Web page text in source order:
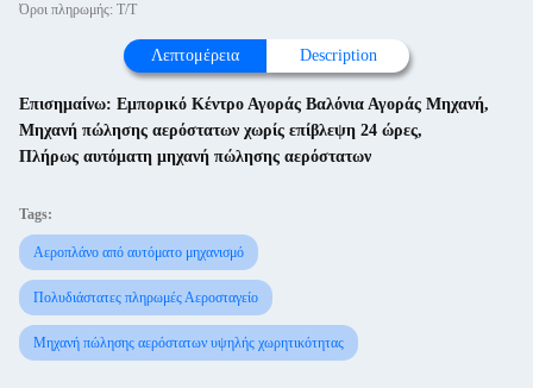
Όροι πληρωμής: Τ/Τ
Λεπτομέρεια Description
Επισημαίνω: Εμπορικό Κέντρο Αγοράς Βαλόνια Αγοράς Μηχανή,
Μηχανή πώλησης αερόστατων χωρίς επίβλεψη 24 ώρες,
Πλήρως αυτόματη μηχανή πώλησης αερόστατων
Tags:
Αεροπλάνο από αυτόματο μηχανισμό
Πολυδιάστατες πληρωμές Αεροσταγείο
Μηχανή πώλησης αερόστατων υψηλής χωρητικότητας